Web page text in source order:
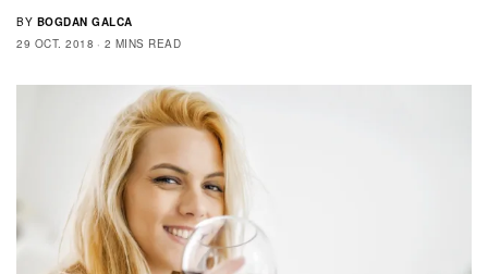
BY BOGDAN GALCA
29 OCT. 2018
2 MINS READ